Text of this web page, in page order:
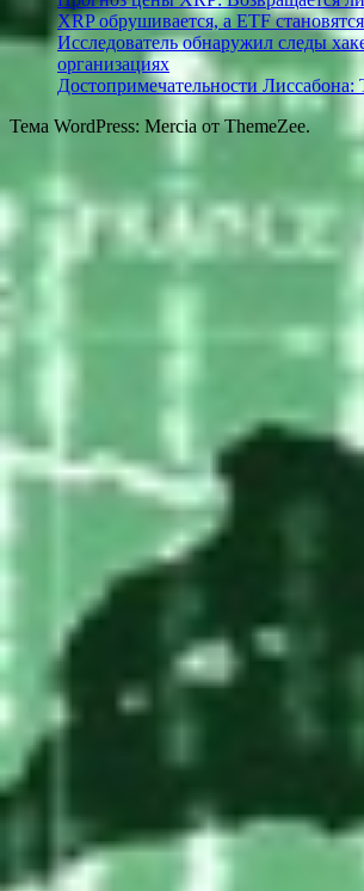
XRP обрушивается, а ETF
Исследователь обнаружил следы
организациях
Достопримечательности Лиссабона:
Тема WordPress: Mercia от ThemeZee.